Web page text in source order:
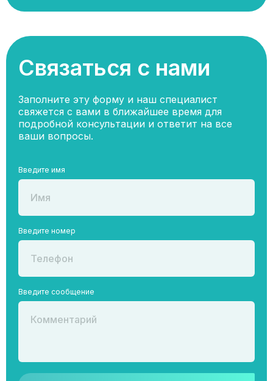
Связаться с нами
Заполните эту форму и наш специалист
свяжется с вами в ближайшее время для
подробной консультации и ответит на все
ваши вопросы.
Введите имя
Введите номер
Введите сообщение